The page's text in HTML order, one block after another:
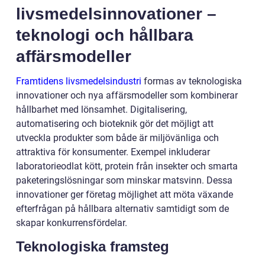
livsmedelsinnovationer –
teknologi och hållbara
affärsmodeller
Framtidens livsmedelsindustri formas av teknologiska
innovationer och nya affärsmodeller som kombinerar
hållbarhet med lönsamhet. Digitalisering,
automatisering och bioteknik gör det möjligt att
utveckla produkter som både är miljövänliga och
attraktiva för konsumenter. Exempel inkluderar
laboratorieodlat kött, protein från insekter och smarta
paketeringslösningar som minskar matsvinn. Dessa
innovationer ger företag möjlighet att möta växande
efterfrågan på hållbara alternativ samtidigt som de
skapar konkurrensfördelar.
Teknologiska framsteg